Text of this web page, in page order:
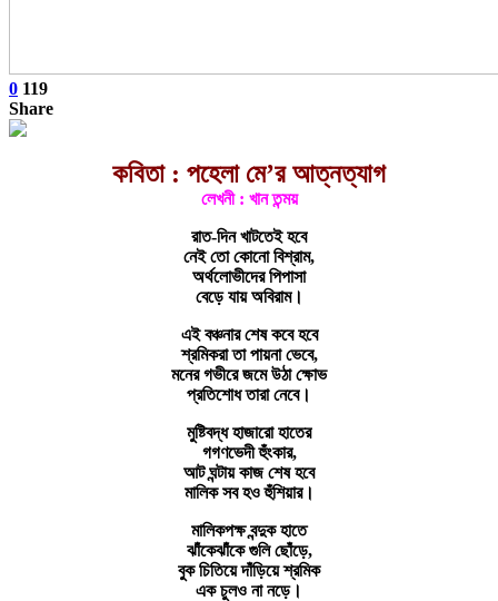
0 119
Share
কবিতা : পহেলা মে’র আত্নত্যাগ
লেখনী : খান তন্ময়
রাত-দিন খাটতেই হবে
নেই তো কোনো বিশ্রাম,
অর্থলোভীদের পিপাসা
বেড়ে যায় অবিরাম।
এই বঞ্চনার শেষ কবে হবে
শ্রমিকরা তা পায়না ভেবে,
মনের গভীরে জমে উঠা ক্ষোভ
প্রতিশোধ তারা নেবে।
মুষ্টিবদ্ধ হাজারো হাতের
গগণভেদী হুঁংকার,
আট ঘন্টায় কাজ শেষ হবে
মালিক সব হও হুঁশিয়ার।
মালিকপক্ষ বন্দুক হাতে
ঝাঁকেঝাঁকে গুলি ছোঁড়ে,
বুক চিতিয়ে দাঁড়িয়ে শ্রমিক
এক চুলও না নড়ে।